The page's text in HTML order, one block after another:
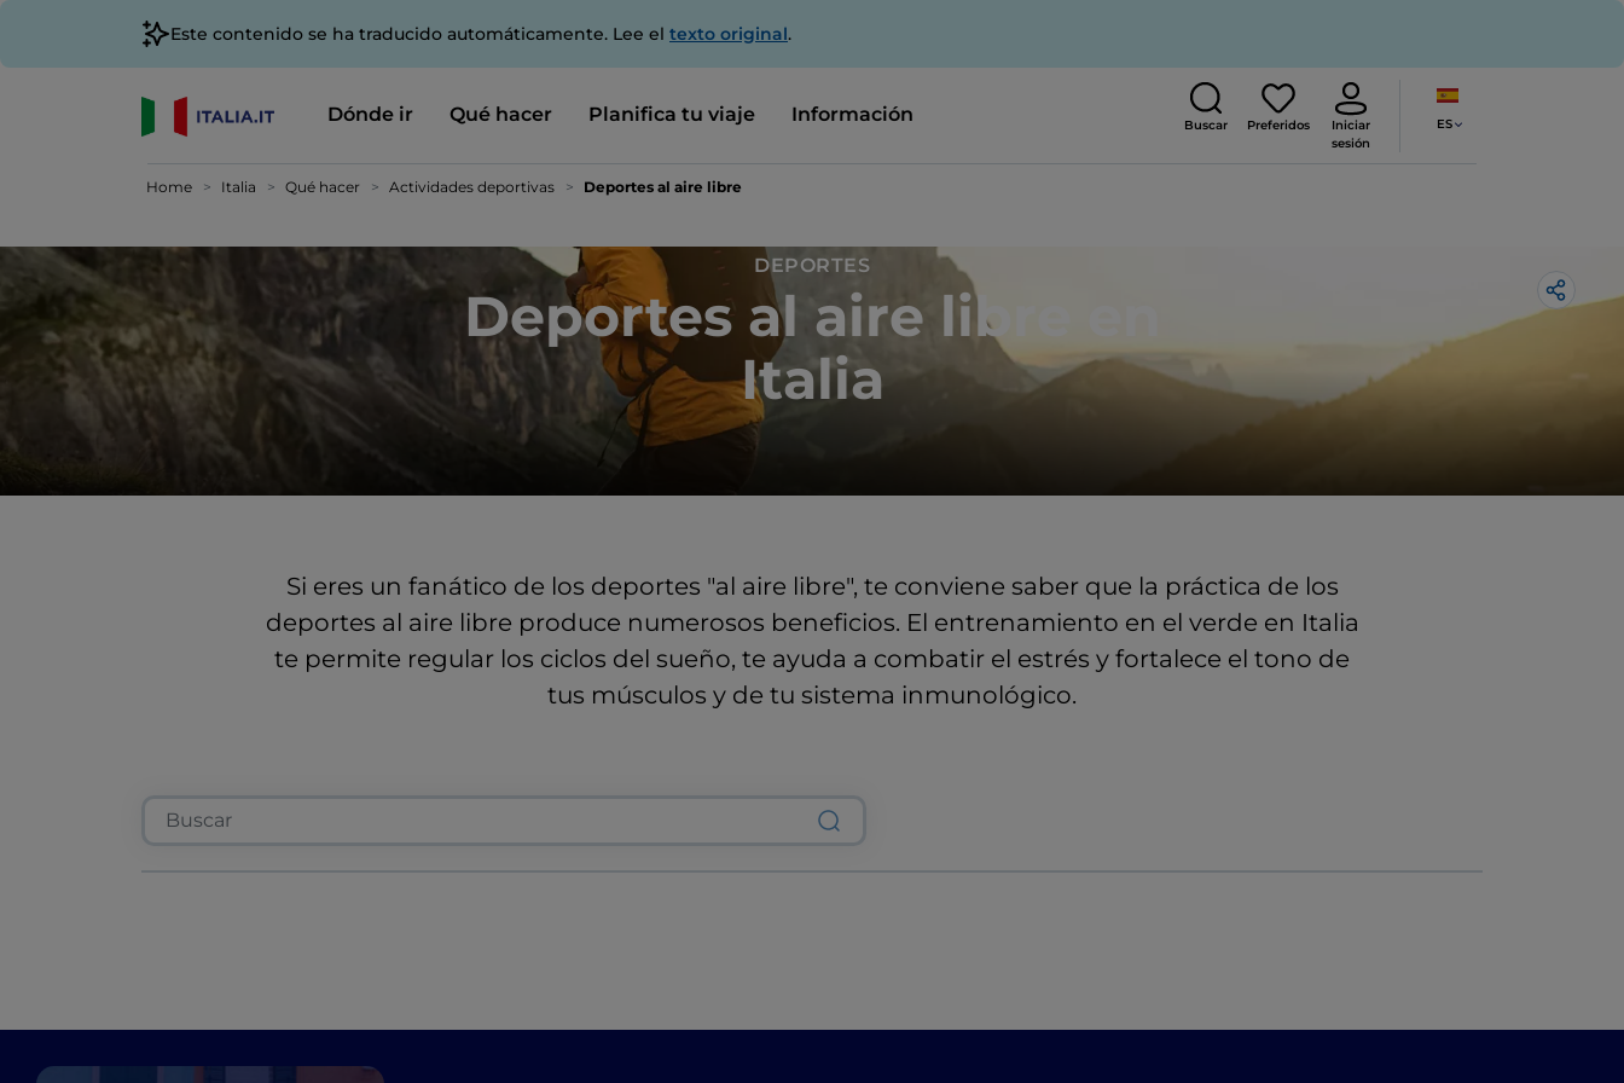
Este contenido se ha traducido automáticamente. Lee el texto original.
Dónde ir Qué hacer Planifica tu viaje Información Buscar Preferidos
Iniciar
sesión
ES
Home Italia Qué hacer Actividades deportivas Deportes al aire libre
DEPORTES
Deportes al aire libre en
Italia
Si eres un fanático de los deportes "al aire libre", te conviene saber que la práctica de los
deportes al aire libre produce numerosos beneficios. El entrenamiento en el verde en Italia
te permite regular los ciclos del sueño, te ayuda a combatir el estrés y fortalece el tono de
tus músculos y de tu sistema inmunológico.